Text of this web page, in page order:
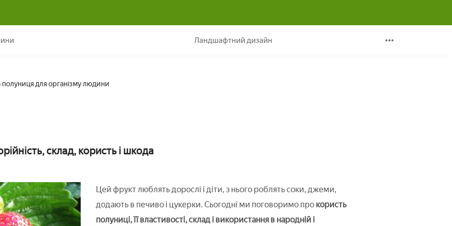
Ландшафтний дизайн
для організму людини
склад, користь і шкода
Цей фрукт люблять дорослі і діти, з нього роблять соки, джеми,
додають в печиво і цукерки. Сьогодні ми поговоримо прокористь
полуниці, її властивості, склад і використання в народній і